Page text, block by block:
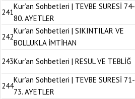
241
Kur’an Sohbetleri | TEVBE SURESİ 74-
80. AYETLER
242
Kur’an Sohbetleri | SIKINTILAR VE
BOLLUKLA İMTİHAN
243Kur’an Sohbetleri | RESUL VE TEBLİĞ
244
Kur’an Sohbetleri | TEVBE SURESİ 71-
73. AYETLER